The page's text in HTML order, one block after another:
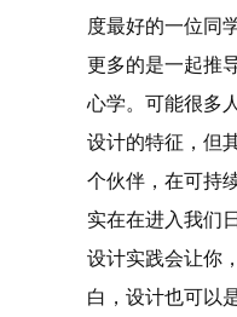
度最好的一位同
更多的是一起推
心学。可能很多
设计的特征，但
个伙伴，在可持
实在在进入我们
设计实践会让你
白，设计也可以